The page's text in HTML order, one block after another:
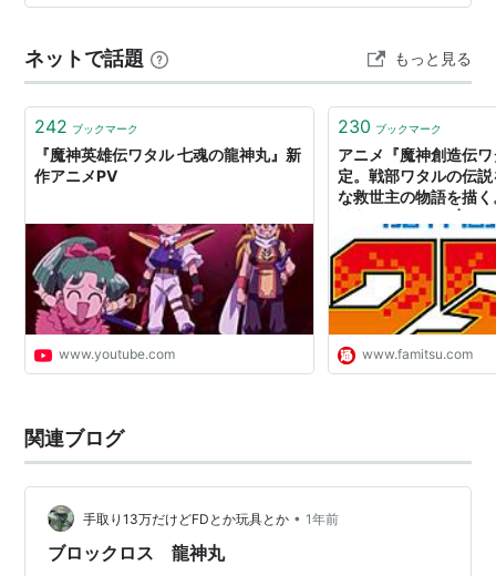
使っていることが話題となり、
所有ポケモン
ポケモンスタジアムのデータを知っている方、追記お願
いします。
赤・緑・青・ピカチュウ
ギャラドス Lv.58
ハクリューLv.56
ハクリューLv.56
プテラLv.60
金・銀・クリスタル
ギャラドスLv.44
カイリューLv.47
カイリューLv.47
ネットで話題 もっと見る
242 ブックマーク
『魔神英雄伝ワタル 七魂の龍神丸』新
作アニメPV
www.youtube.com
230 ブックマーク
アニメ『魔神創造伝
定。戦部ワタルの伝
な救世主の物語を描
新情報のファミ通
www.famitsu.com
関連ブログ
手取り13万だけどFDとか玩具とか • 1年前
ブロックロス 龍神丸